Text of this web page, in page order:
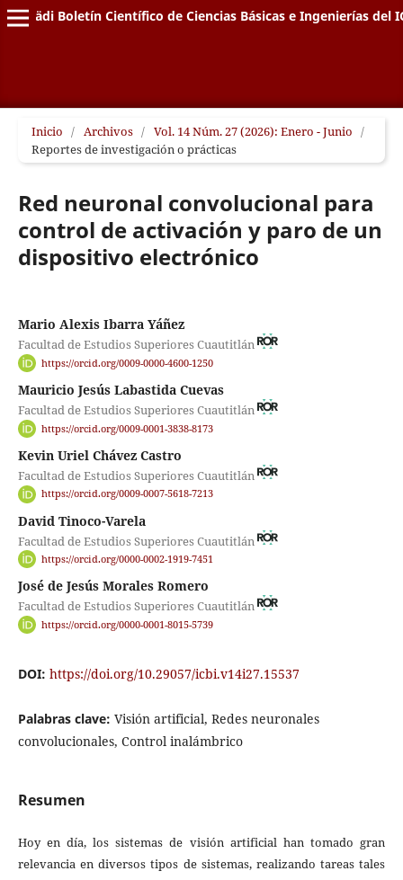
Pädi Boletín Científico de Ciencias Básicas e Ingenierías del
Inicio / Archivos / Vol. 14 Núm. 27 (2026): Enero - Junio /
Reportes de investigación o prácticas
Red neuronal convolucional para
control de activación y paro de un
dispositivo electrónico
Mario Alexis Ibarra Yáñez
Facultad de Estudios Superiores Cuautitlán
https://orcid.org/0009-0000-4600-1250
Mauricio Jesús Labastida Cuevas
Facultad de Estudios Superiores Cuautitlán
https://orcid.org/0009-0001-3838-8173
Kevin Uriel Chávez Castro
Facultad de Estudios Superiores Cuautitlán
https://orcid.org/0009-0007-5618-7213
David Tinoco-Varela
Facultad de Estudios Superiores Cuautitlán
https://orcid.org/0000-0002-1919-7451
José de Jesús Morales Romero
Facultad de Estudios Superiores Cuautitlán
https://orcid.org/0000-0001-8015-5739
DOI: https://doi.org/10.29057/icbi.v14i27.15537
Palabras clave: Visión artificial, Redes neuronales
convolucionales, Control inalámbrico
Resumen
Hoy en día, los sistemas de visión artificial han tomado gran
relevancia en diversos tipos de sistemas, realizando tareas tales